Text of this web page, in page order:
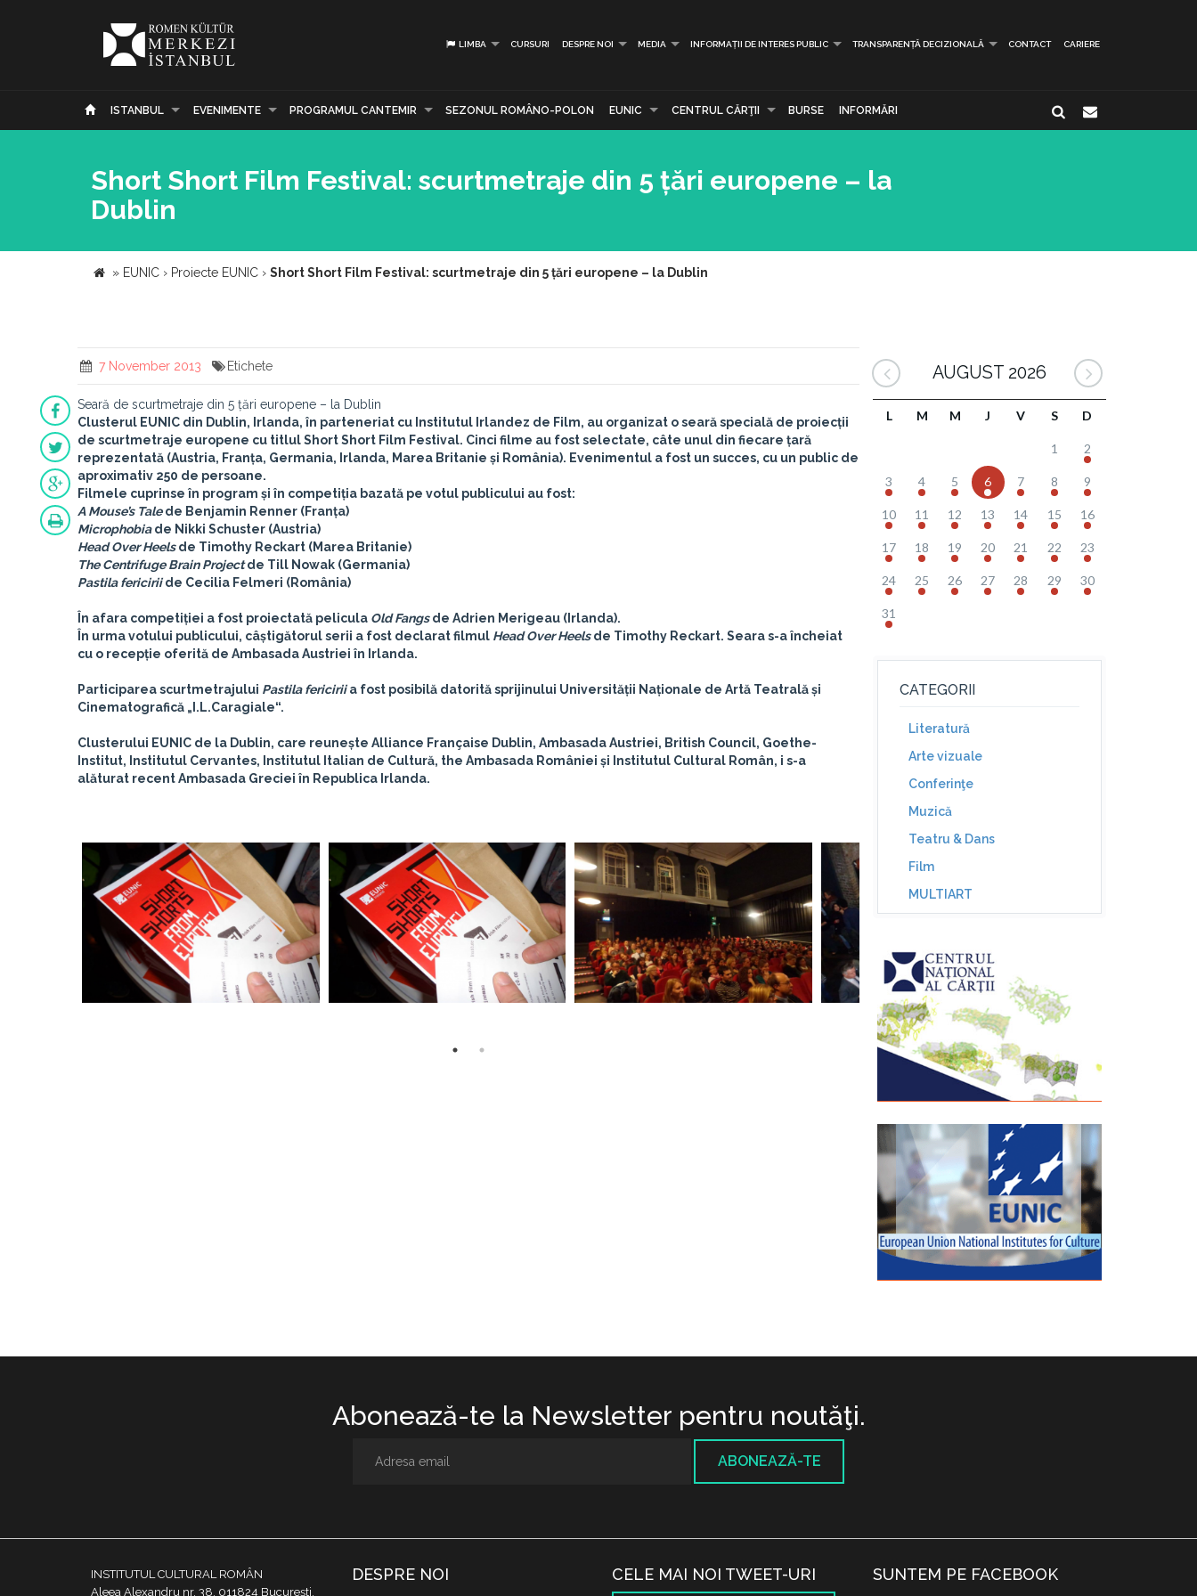
LIMBA CURSURI DESPRE NOI MEDIA INFORMAȚII DE INTERES PUBLIC TRANSPARENȚĂ DECIZIONALĂ CONTACT CARIERE
ISTANBUL EVENIMENTE PROGRAMUL CANTEMIR SEZONUL ROMÂNO-POLON EUNIC CENTRUL CĂRŢII BURSE INFORMĂRI
Short Short Film Festival: scurtmetraje din 5 țări europene – la
Dublin
» EUNIC › Proiecte EUNIC › Short Short Film Festival: scurtmetraje din 5 țări europene – la Dublin
7 November 2013 Etichete
Seară de scurtmetraje din 5 țări europene – la Dublin
Clusterul EUNIC din Dublin, Irlanda, în parteneriat cu Institutul Irlandez de Film, au organizat o seară specială de proiecții
de scurtmetraje europene cu titlul Short Short Film Festival. Cinci filme au fost selectate, câte unul din fiecare țară
reprezentată (Austria, Franța, Germania, Irlanda, Marea Britanie și România). Evenimentul a fost un succes, cu un public de
aproximativ 250 de persoane.
Filmele cuprinse în program și în competiția bazată pe votul publicului au fost:
A Mouse’s Talede Benjamin Renner (Franța)
Microphobiade Nikki Schuster (Austria)
Head Over Heelsde Timothy Reckart (Marea Britanie)
The Centrifuge Brain Projectde Till Nowak (Germania)
Pastila fericiriide Cecilia Felmeri (România)
În afara competiției a fost proiectată pelicula Old Fangsde Adrien Merigeau (Irlanda).
În urma votului publicului, câștigătorul serii a fost declarat filmul Head Over Heelsde Timothy Reckart. Seara s-a încheiat
cu o recepție oferită de Ambasada Austriei în Irlanda.
Participarea scurtmetrajului Pastila fericiriia fost posibilă datorită sprijinului Universității Naționale de Artă Teatrală și
Cinematografică „I.L.Caragiale“.
Clusterului EUNIC de la Dublin, care reunește Alliance Française Dublin, Ambasada Austriei, British Council, Goethe-
Institut, Institutul Cervantes, Institutul Italian de Cultură, the Ambasada României și Institutul Cultural Român, i s-a
alăturat recent Ambasada Greciei în Republica Irlanda.
AUGUST 2026
L M M J V S D
1 2
3 4 5 6 7 8 9
10 11 12 13 14 15 16
17 18 19 20 21 22 23
24 25 26 27 28 29 30
31
CATEGORII
Literatură
Arte vizuale
Conferinţe
Muzică
Teatru & Dans
Film
MULTIART
Abonează-te la Newsletter pentru noutăţi.
ABONEAZĂ-TE
INSTITUTUL CULTURAL ROMÂN
Aleea Alexandru nr. 38, 011824 București,
DESPRE NOI CELE MAI NOI TWEET-URI SUNTEM PE FACEBOOK